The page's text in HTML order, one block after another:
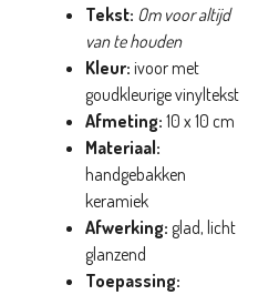
Tekst: Om voor altijd
van te houden
Kleur: ivoor met
goudkleurige vinyltekst
Afmeting: 10 x 10 cm
Materiaal:
handgebakken
keramiek
Afwerking: glad, licht
glanzend
Toepassing: